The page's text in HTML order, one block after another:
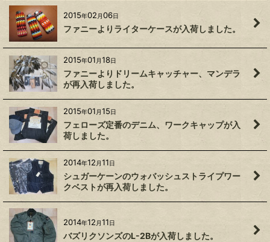
2015年02 月06日
ファニーよりライターケースが入荷しました。
2015年01 月18日
ファニーよりドリームキャッチャー、マンデラ
が再入荷しました。
2015年01 月15日
フェローズ定番のデニム、ワークキャップが入
荷しました。
2014年12 月11日
シュガーケーンのウォバッシュストライプワー
クベストが再入荷しました。
2014年12 月11日
バズリクソンズのL-2Bが入荷しました。